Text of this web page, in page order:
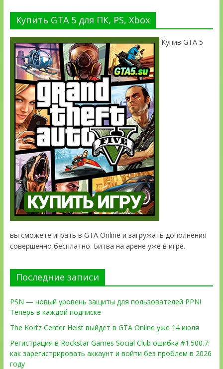
Купить GTA 5 для ПК, PS, Xbox
Купив GTA 5
вы сможете играть в GTA Online и загружать дополнения
совершенно бесплатно. Битва на арене уже в игре.
Последние записи
PSN — новый уровень защиты для пользователей PPN!
Теперь в каждой подписке
The Kortz Center Heist выйдет в GTA Online уже 14 июля
Регистрация в Rockstar Games Social Club ошибка #1.500.7:
как зарегистрировать аккаунт и войти без проблем в 2026
году